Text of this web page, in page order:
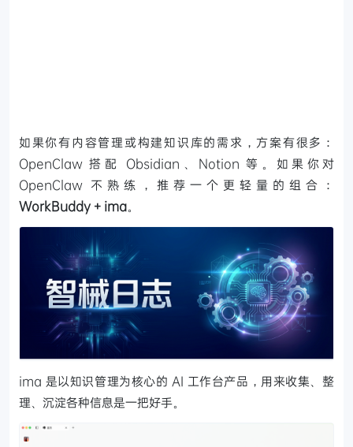
如果你有内容管理或构建知识库的需求，方案有很多：
OpenClaw 搭配 Obsidian、Notion 等。如果你对
OpenClaw 不熟练，推荐一个更轻量的组合：
WorkBuddy + ima。
ima 是以知识管理为核心的 AI 工作台产品，用来收集、整
理、沉淀各种信息是一把好手。